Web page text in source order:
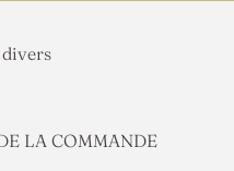
LA COMMANDE